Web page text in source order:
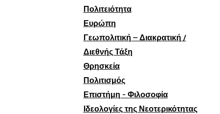
Πολιτειότητα
Ευρώπη
Γεωπολιτική – Διακρατική /
Διεθνής Τάξη
Θρησκεία
Πολιτισμός
Επιστήμη - Φιλοσοφία
Ιδεολογίες της Νεοτερικότητας